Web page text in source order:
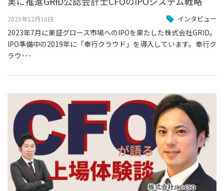
2025年12月10日 インタビュー
2023年7月に東証グロース市場へのIPOを果たした株式会社GRID。
IPO準備中の2019年に「奉行クラウド」を導入しています。奉行ク
ラウ･･･